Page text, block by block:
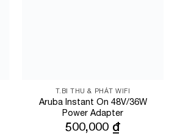
T.BI THU & PHÁT WIFI
Aruba Instant On 48V/36W
Power Adapter
500,000 ₫